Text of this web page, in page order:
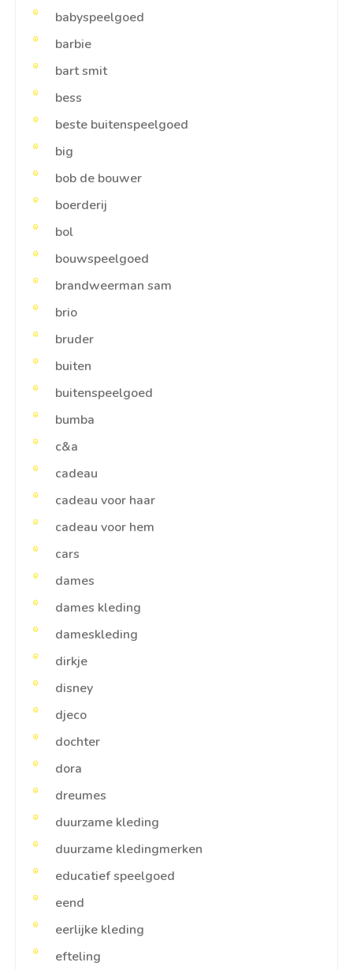
babyspeelgoed
barbie
bart smit
bess
beste buitenspeelgoed
big
bob de bouwer
boerderij
bol
bouwspeelgoed
brandweerman sam
brio
bruder
buiten
buitenspeelgoed
bumba
c&a
cadeau
cadeau voor haar
cadeau voor hem
cars
dames
dames kleding
dameskleding
dirkje
disney
djeco
dochter
dora
dreumes
duurzame kleding
duurzame kledingmerken
educatief speelgoed
eend
eerlijke kleding
efteling